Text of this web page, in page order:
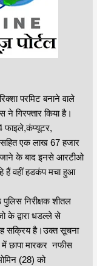
परमिट बनाने वाले
गिरफ्तार किया है।
फाइले,कंप्यूटर,
एक लाख 67 हजार
जाने के बाद इनसे आरटीओ
हैं वहीं हडकंप मचा हुआ
निरीक्षक शीतल
के द्वारा धडल्ले से
सक्रिय है।उक्त सूचना
छापा मारकर नफीस
(28) को